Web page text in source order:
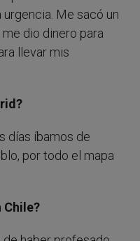
Me sacó un
dio dinero para
llevar mis
días íbamos de
por todo el mapa
Chile?